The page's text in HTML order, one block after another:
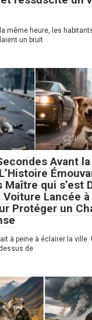
même heure, les habitants
un bruit
0
Avant la
Maître qui s’est
Voiture Lancée à
Protéger un
à peine à éclairer la ville.
de